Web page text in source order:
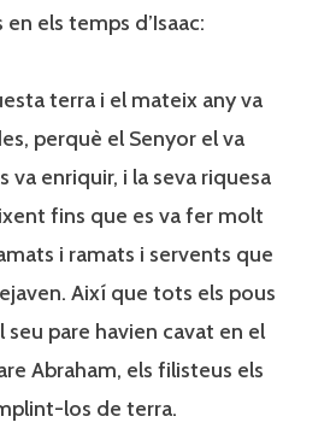
els temps d’Isaac:
terra i el mateix any va
perquè el Senyor el va
va enriquir, i la seva riquesa
fins que es va fer molt
i ramats i servents que
Així que tots els pous
seu pare havien cavat en el
Abraham, els filisteus els
los de terra.